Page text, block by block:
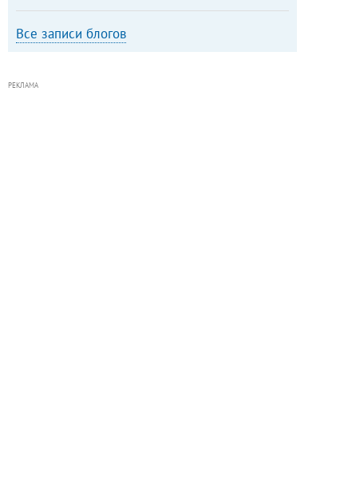
Все записи блогов
РЕКЛАМА